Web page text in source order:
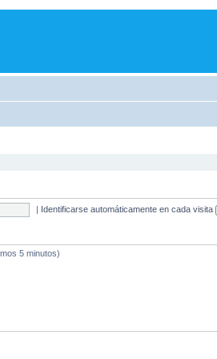
| Identificarse automáticamente en cada visita
5 minutos)